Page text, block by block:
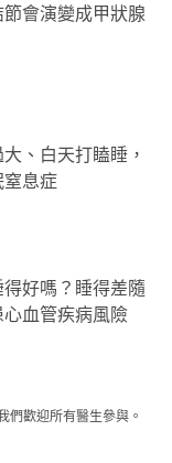
節會演變成甲狀腺
、白天打瞌睡，
窒息症
好嗎？睡得差隨
心血管疾病風險
們歡迎所有醫生參與。